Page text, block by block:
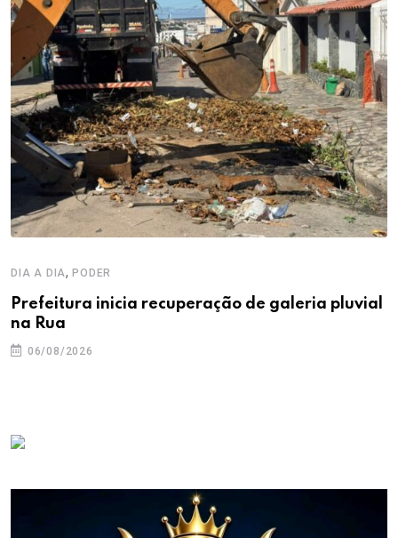
DIA A DIA,PODER
Prefeitura inicia recuperação de galeria pluvial
na Rua
06/08/2026